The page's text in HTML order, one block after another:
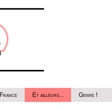
France Et ailleurs... Genre !